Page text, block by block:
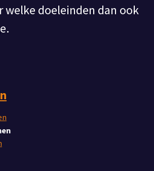
welke doeleinden dan ook